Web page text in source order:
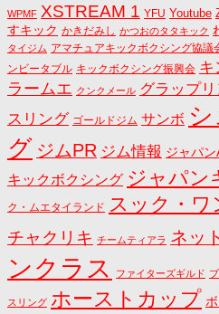
WPMF XSTREAM 1 YFU Youtube
すキック かきだみし かつおのタタキック
タイジム アマチュアキックボクシング協議
ンビータブル キックボクシング振興会 キ
ラームエ クンクメール グラップ
スリング ゴールドジム サンボ
グ ジムPR ジム情報 ジャパ
キックボクシング ジャパン
ク・ムエタイランド スック・ワ
チャクリキ チームティアラ ネッ
ンクラス
ファイターズギルド
スリング ホーストカップ